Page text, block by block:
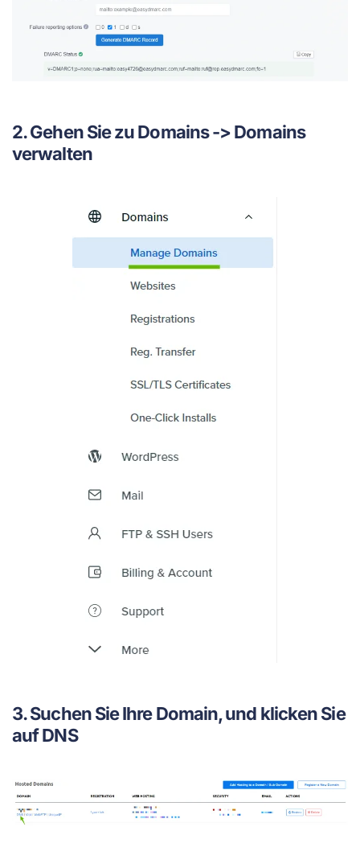
2. Gehen Sie zu Domains -> Domains
verwalten
3. Suchen Sie Ihre Domain, und klicken Sie
auf DNS